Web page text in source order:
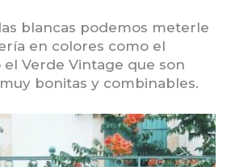
blancas podemos meterle
en colores como el
el Verde Vintage que son
bonitas y combinables.